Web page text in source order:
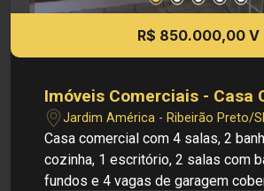
R$ 850.000,00 V
Imóveis Comerciais - Casa
Jardim América - Ribeirão Preto/
Casa comercial com 4 salas, 2
cozinha, 1 escritório, 2 salas com
fundos e 4 vagas de garagem